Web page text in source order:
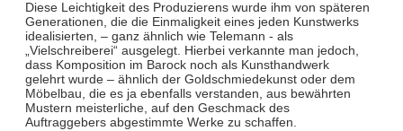
Diese Leichtigkeit des Produzierens wurde ihm von späteren
Generationen, die die Einmaligkeit eines jeden Kunstwerks
idealisierten, – ganz ähnlich wie Telemann - als
„Vielschreiberei“ ausgelegt. Hierbei verkannte man jedoch,
dass Komposition im Barock noch als Kunsthandwerk
gelehrt wurde – ähnlich der Goldschmiedekunst oder dem
Möbelbau, die es ja ebenfalls verstanden, aus bewährten
Mustern meisterliche, auf den Geschmack des
Auftraggebers abgestimmte Werke zu schaffen.